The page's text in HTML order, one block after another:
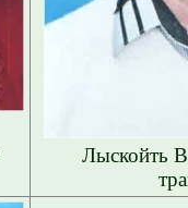
Лыскойть